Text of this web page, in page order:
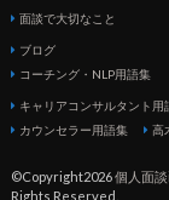
面談で大切なこと
ブログ
コーチング・NLP用語集
キャリアコンサルタント用
カウンセラー用語集
高
©Copyright2026個人面
Rights Reserved.